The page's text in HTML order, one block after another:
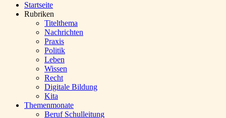
Startseite
Rubriken
Titelthema
Nachrichten
Praxis
Politik
Leben
Wissen
Recht
Digitale Bildung
Kita
Themenmonate
Beruf Schulleitung